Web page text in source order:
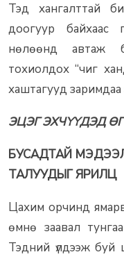
Тэд хангалттай
доогуур байхаас
нөлөөнд автаж
тохиолдох “чиг
хаштагууд заримдаа
ЭЦЭГ ЭХЧҮҮДЭД
БУСАДТАЙ
ТАЛУУДЫГ ЯРИЛЦ
Цахим орчинд
өмнө заавал
Тэдний үлдээж